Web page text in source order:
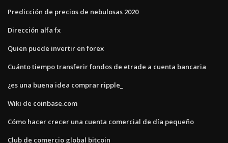
Predicción de precios de nebulosas 2020
Dirección alfa fx
Quien puede invertir en forex
Cuánto tiempo transferir fondos de etrade a cuenta bancaria
¿es una buena idea comprar ripple_
Wiki de coinbase.com
Cómo hacer crecer una cuenta comercial de día pequeño
Club de comercio global bitcoin